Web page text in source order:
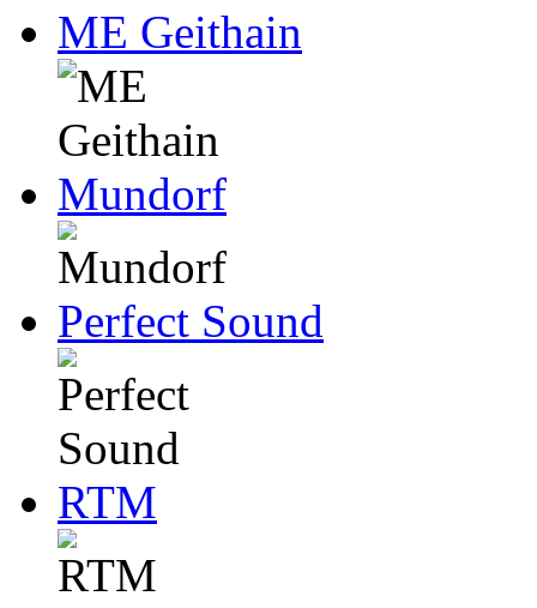
ME Geithain
Mundorf
Perfect Sound
RTM